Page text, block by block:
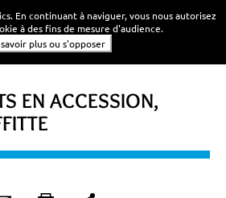
EN ACCESSION,
En continuant à naviguer, vous nous autorisez
à des fins de mesure d'audience.
savoir plus ou s'opposer